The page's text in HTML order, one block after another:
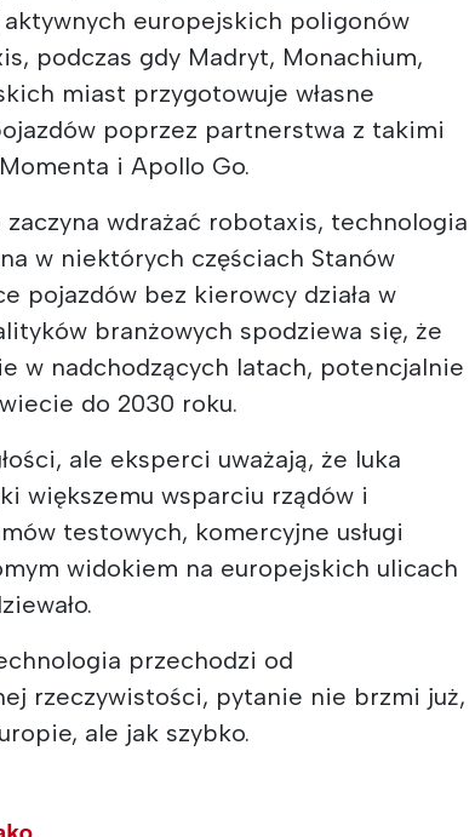
europejskich poligonów
podczas gdy Madryt, Monachium,
miast przygotowuje własne
poprzez partnerstwa z takimi
i Apollo Go.
wdrażać robotaxis, technologia
w niektórych częściach Stanów
pojazdów bez kierowcy działa w
branżowych spodziewa się, że
w nadchodzących latach, potencjalnie
do 2030 roku.
ale eksperci uważają, że luka
większemu wsparciu rządów i
testowych, komercyjne usługi
widokiem na europejskich ulicach
przechodzi od
rzeczywistości, pytanie nie brzmi już,
ale jak szybko.